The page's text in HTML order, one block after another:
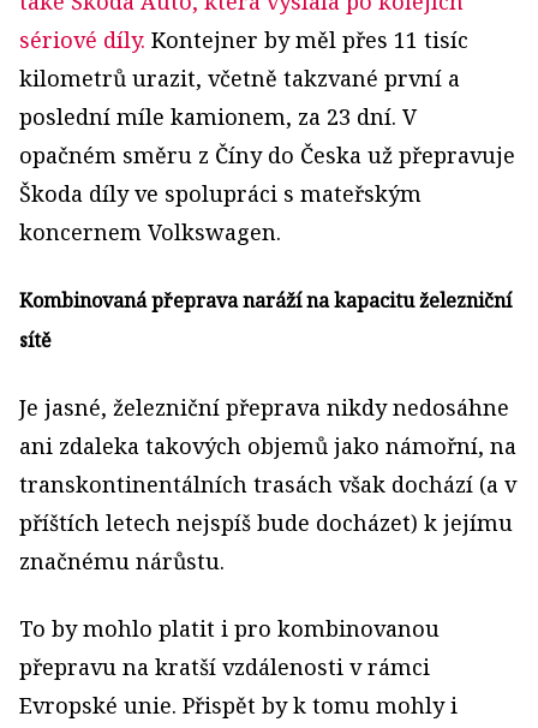
sériové díly. Kontejner by měl přes 11 tisíc
kilometrů urazit, včetně takzvané první a
poslední míle kamionem, za 23 dní. V
opačném směru z Číny do Česka už přepravuje
Škoda díly ve spolupráci s mateřským
koncernem Volkswagen.
Kombinovaná přeprava naráží na kapacitu železniční
sítě
Je jasné, železniční přeprava nikdy nedosáhne
ani zdaleka takových objemů jako námořní, na
transkontinentálních trasách však dochází (a v
příštích letech nejspíš bude docházet) k jejímu
značnému nárůstu.
To by mohlo platit i pro kombinovanou
přepravu na kratší vzdálenosti v rámci
Evropské unie. Přispět by k tomu mohly i